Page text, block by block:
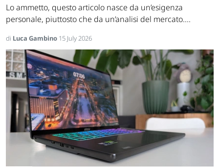
Lo ammetto, questo articolo nasce da un’esigenza
personale, piuttosto che da un’analisi del mercato....
di Luca Gambino 15 July 2026